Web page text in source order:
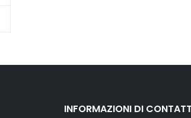
INFORMAZIONI DI